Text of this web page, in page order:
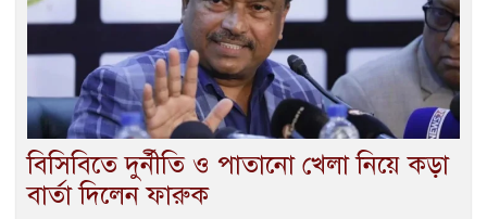
বিসিবিতে দুর্নীতি ও পাতানো খেলা নিয়ে কড়া
বার্তা দিলেন ফারুক